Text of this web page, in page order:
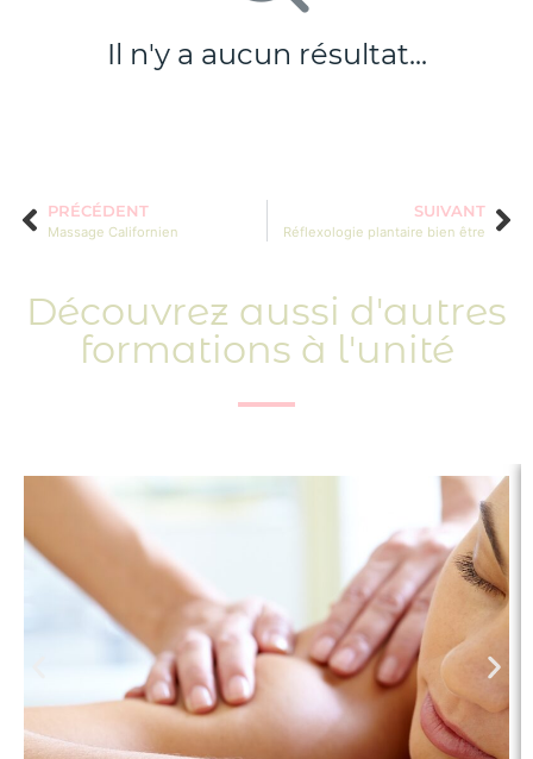
Il n'y a aucun résultat...
PRÉCÉDENT
Massage Californien
SUIVANT
Réflexologie plantaire bien être
Découvrez aussi d'autres
formations à l'unité